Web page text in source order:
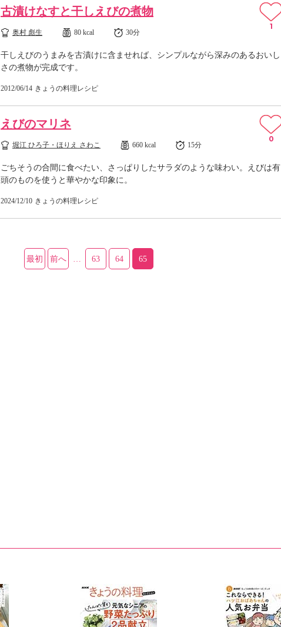
古漬けなすと干しえびの煮物
奥村 彪生 80 kcal 30分
干しえびのうまみを古漬けに含ませれば、シンプルながら深みのあるおいし
さの煮物が完成です。
2012/06/14 きょうの料理レシピ
1
えびのマリネ
堀江 ひろ子・ほりえ さわこ 660 kcal 15分
ごちそうの合間に食べたい、さっぱりしたサラダのような味わい。えびは有
頭のものを使うと華やかな印象に。
2024/12/10 きょうの料理レシピ
0
最初 前へ … 63 64 65